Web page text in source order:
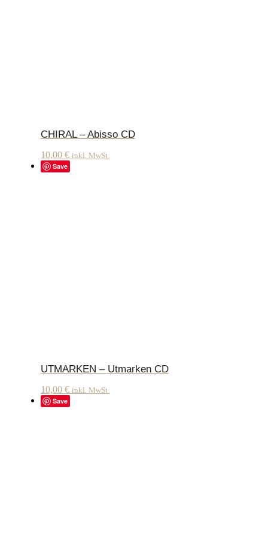
CHIRAL – Abisso CD
10,00 € inkl. MwSt.
Save
UTMARKEN – Utmarken CD
10,00 € inkl. MwSt.
Save